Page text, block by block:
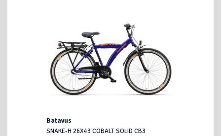
Batavus
SNAKE-H 26X43 COBALT SOLID CB3